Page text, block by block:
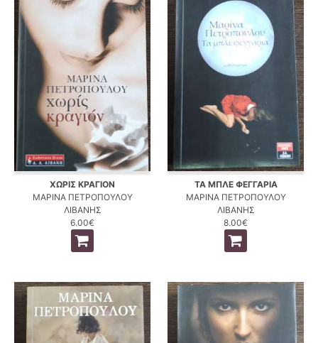
ΧΩΡΙΣ ΚΡΑΓΙΟΝ
ΜΑΡΙΝΑ ΠΕΤΡΟΠΟΥΛΟΥ
ΛΙΒΑΝΗΣ
6.00€
ΤΑ ΜΠΛΕ ΦΕΓΓΑΡΙΑ
ΜΑΡΙΝΑ ΠΕΤΡΟΠΟΥΛΟΥ
ΛΙΒΑΝΗΣ
8.00€